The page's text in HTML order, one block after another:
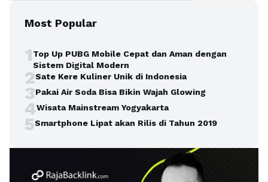
Most Popular
1Top Up PUBG Mobile Cepat dan Aman dengan
Sistem Digital Modern
2Sate Kere Kuliner Unik di Indonesia
3Pakai Air Soda Bisa Bikin Wajah Glowing
4Wisata Mainstream Yogyakarta
5Smartphone Lipat akan Rilis di Tahun 2019